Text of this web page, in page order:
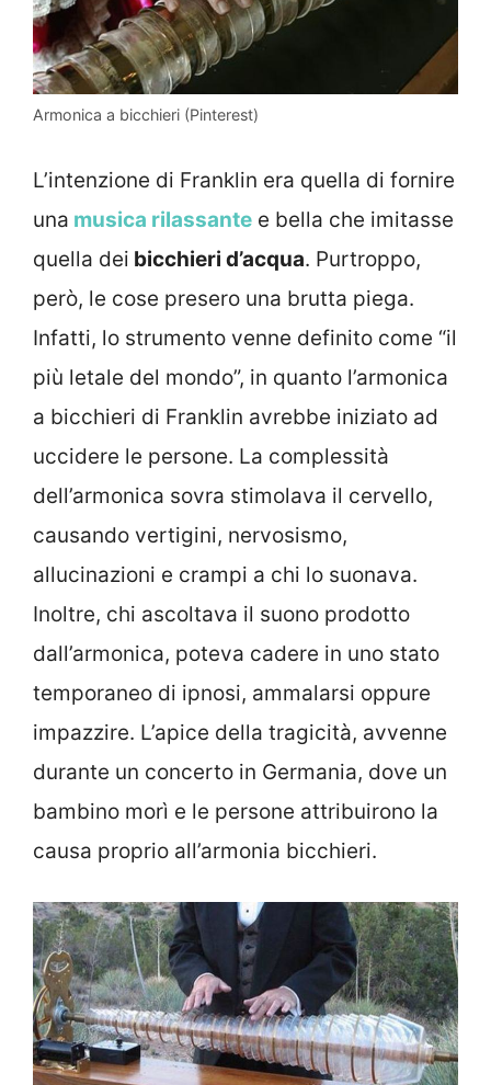
Armonica a bicchieri (Pinterest)
L’intenzione di Franklin era quella di fornire
una musica rilassante e bella che imitasse
quella dei bicchieri d’acqua. Purtroppo,
però, le cose presero una brutta piega.
Infatti, lo strumento venne definito come “il
più letale del mondo”, in quanto l’armonica
a bicchieri di Franklin avrebbe iniziato ad
uccidere le persone. La complessità
dell’armonica sovra stimolava il cervello,
causando vertigini, nervosismo,
allucinazioni e crampi a chi lo suonava.
Inoltre, chi ascoltava il suono prodotto
dall’armonica, poteva cadere in uno stato
temporaneo di ipnosi, ammalarsi oppure
impazzire. L’apice della tragicità, avvenne
durante un concerto in Germania, dove un
bambino morì e le persone attribuirono la
causa proprio all’armonia bicchieri.